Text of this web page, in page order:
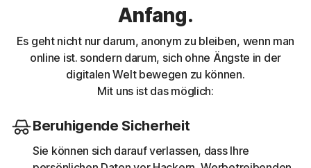
Anfang.
Es geht nicht nur darum, anonym zu bleiben, wenn man
online ist. sondern darum, sich ohne Ängste in der
digitalen Welt bewegen zu können.
Mit uns ist das möglich:
Beruhigende Sicherheit
Sie können sich darauf verlassen, dass Ihre